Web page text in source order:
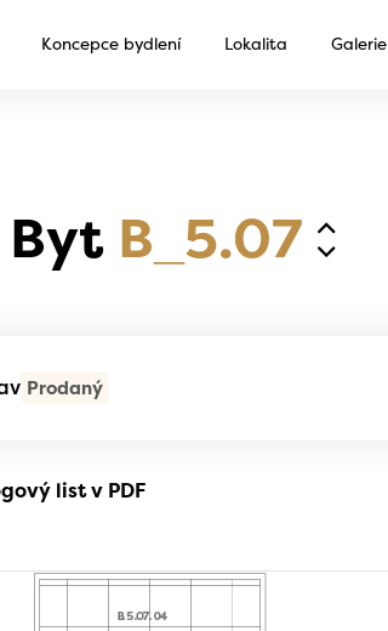
Koncepce bydlení Lokalita Galerie
Byt B_5.07
Prodaný
list v PDF